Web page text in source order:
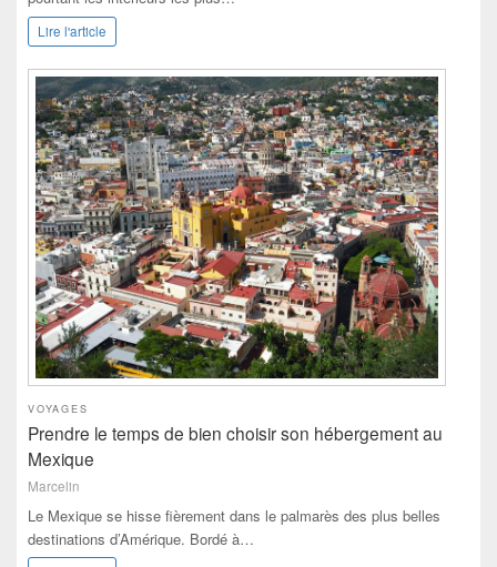
Lire l'article
VOYAGES
Prendre le temps de bien choisir son hébergement au
Mexique
Marcelin
Le Mexique se hisse fièrement dans le palmarès des plus belles
destinations d’Amérique. Bordé à…